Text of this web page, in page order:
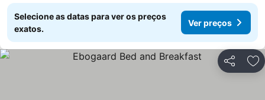
Selecione as datas para ver os preços
exatos.
Ver preços
Partilhar